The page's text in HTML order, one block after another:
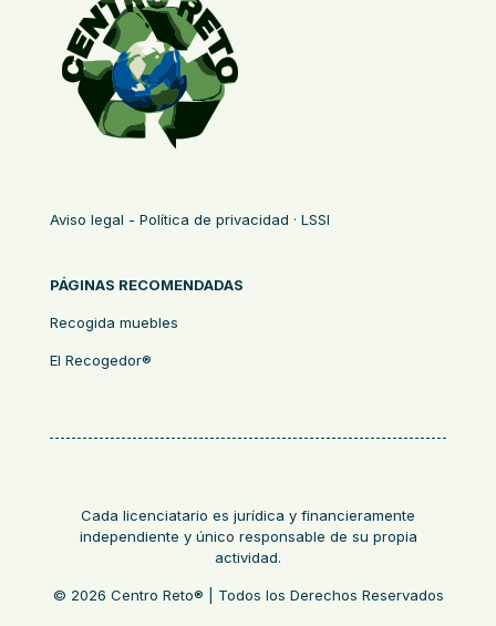
Aviso legal - Política de privacidad · LSSI
PÁGINAS RECOMENDADAS
Recogida muebles
El Recogedor®
Cada licenciatario es jurídica y financieramente
independiente y único responsable de su propia
actividad.
© 2026 Centro Reto® | Todos los Derechos Reservados